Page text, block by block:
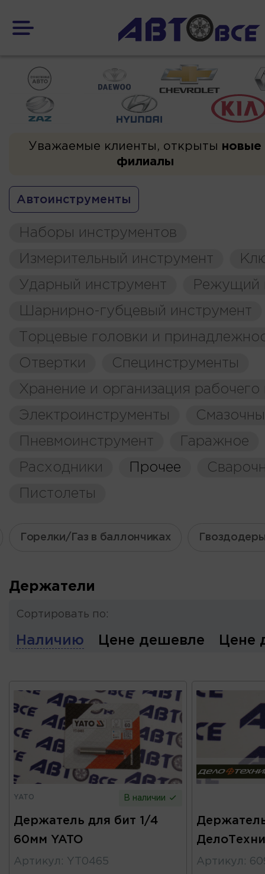
Уважаемые клиенты, открыты новые
филиалы
Автоинструменты
Наборы инструментов
Измерительный инструмент
Ударный инструмент
Режущий
Шарнирно-губцевый инструмент
Торцевые головки и
Отвертки
Специнструменты
Хранение и организация рабочего
Электроинструменты
Пневмоинструмент
Гаражное
Расходники
Прочее
Пистолеты
Горелки/Газ в баллончиках
Держатели
Сортировать по:
Наличию Цене дешевле Цене
YATO В наличии
Держатель для бит 1/4
60мм YATO
Артикул : YT0465 Артикул :